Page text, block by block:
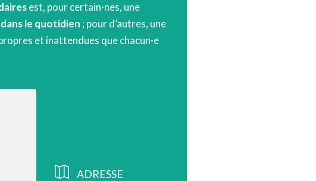
est, pour certain·nes, une
le quotidien ; pour d’autres, une
et inattendues que chacun·e
ADRESSE